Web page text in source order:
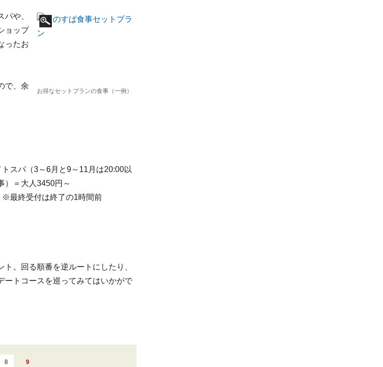
お得なセットプランの食事（一例）
や、
ョップ
ったお
で、余
スパ（3～6月と9～11月は20:00以
）＝大人3450円～
※最終受付は終了の1時間前
。回る順番を逆ルートにしたり、
ートコースを巡ってみてはいかがで
8 9